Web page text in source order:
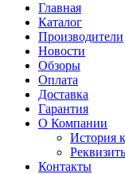
Главная
Каталог
Производители
Новости
Обзоры
Оплата
Доставка
Гарантия
О Компании
История
Контакты